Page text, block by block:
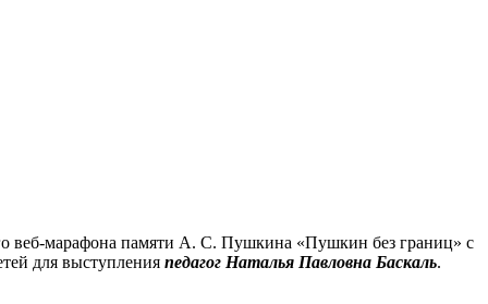
веб-марафона памяти А. С. Пушкина «Пушкин без границ» с
для выступления педагог Наталья Павловна Баскаль.